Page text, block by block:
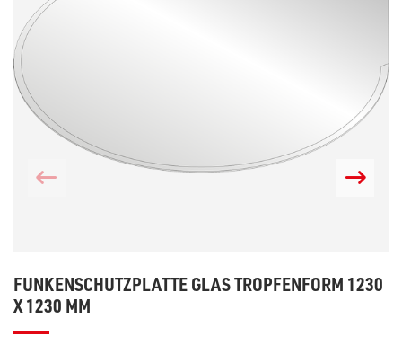
FUNKENSCHUTZPLATTE GLAS TROPFENFORM 1230
X 1230 MM